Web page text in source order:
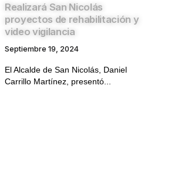
Realizará San Nicolás
proyectos de rehabilitación y
video vigilancia
Septiembre 19, 2024
El Alcalde de San Nicolás, Daniel
Carrillo Martínez, presentó...